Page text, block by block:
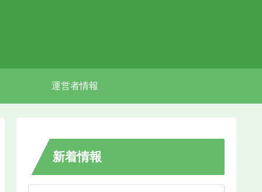
運営者情報
新着情報